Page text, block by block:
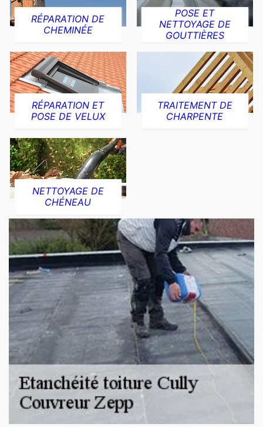
RÉPARATION DE
CHEMINÉE
POSE ET
NETTOYAGE DE
GOUTTIÈRES
RÉPARATION ET
POSE DE VELUX
TRAITEMENT DE
CHARPENTE
NETTOYAGE DE
CHÉNEAU